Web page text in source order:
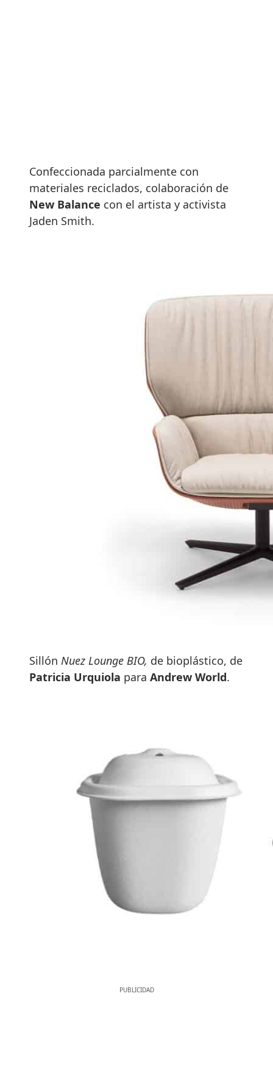
Confeccionada parcialmente con
materiales reciclados, colaboración de
New Balance con el artista y activista
Jaden Smith.
Sillón Nuez Lounge BIO, de bioplástico, de
Patricia Urquiola para Andrew World.